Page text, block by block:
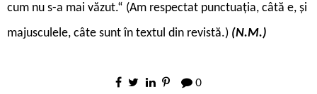
cum nu s-a mai văzut.“ (Am respectat punctuația, câtă e, și
majusculele, câte sunt în textul din revistă.) (N.M.)
0